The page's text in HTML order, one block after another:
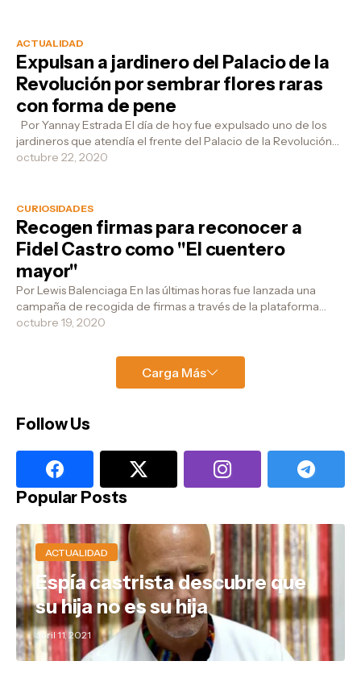
ACTUALIDAD
Expulsan a jardinero del Palacio de la
Revolución por sembrar flores raras
con forma de pene
Por Yannay Estrada El día de hoy fue expulsado uno de los
jardineros que atendía el frente del Palacio de la Revolución
después de una v...
octubre 22, 2020
CURIOSIDADES
Recogen firmas para reconocer a
Fidel Castro como "El cuentero
mayor"
Por Lewis Balenciaga En las últimas horas fue lanzada una
campaña de recogida de firmas a través de la plataforma
Change.org en la que sol...
octubre 19, 2020
Carga Más
Follow Us
Popular Posts
ACTUALIDAD
Espía castrista descubre que
su hija no es su hija
abril 11, 2021